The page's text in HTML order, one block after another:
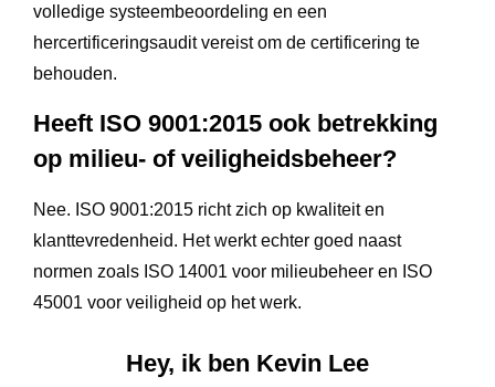
volledige systeembeoordeling en een
hercertificeringsaudit vereist om de certificering te
behouden.
Heeft ISO 9001:2015 ook betrekking
op milieu- of veiligheidsbeheer?
Nee. ISO 9001:2015 richt zich op kwaliteit en
klanttevredenheid. Het werkt echter goed naast
normen zoals ISO 14001 voor milieubeheer en ISO
45001 voor veiligheid op het werk.
Hey, ik ben Kevin Lee